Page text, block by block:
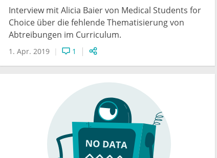
Interview mit Alicia Baier von Medical Students for
Choice über die fehlende Thematisierung von
Abtreibungen im Curriculum.
1. Apr. 2019 1